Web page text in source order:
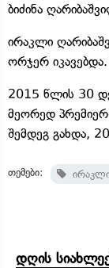
ბიძინა
ირაკლი
ორჯერ
2015 წლის 30
მეორედ
შემდეგ გახდა,
თემები:
დღის